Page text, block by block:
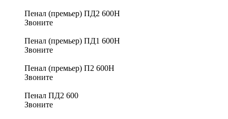
Пенал (премьер) ПД2 600Н
Звоните
Пенал (премьер) ПД1 600Н
Звоните
Пенал (премьер) П2 600Н
Звоните
Пенал ПД2 600
Звоните